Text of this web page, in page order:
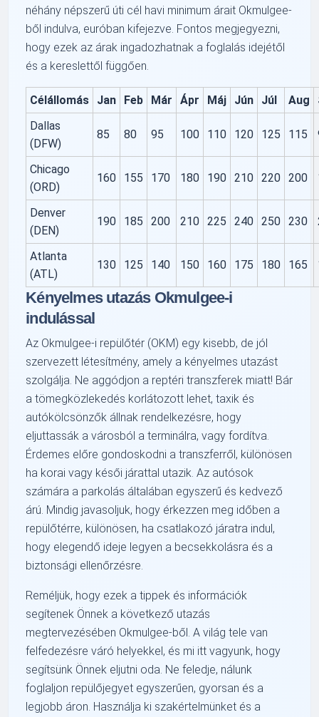
néhány népszerű úti cél havi minimum árait Okmulgee-
ből indulva, euróban kifejezve. Fontos megjegyezni,
hogy ezek az árak ingadozhatnak a foglalás idejétől
és a kereslettől függően.
Célállomás Jan Feb Már Ápr Máj Jún Júl Aug
Dallas
(DFW)
85 80 95 100 110 120 125 115
Chicago
(ORD)
160 155 170 180 190 210 220 200
Denver
(DEN)
190 185 200 210 225 240 250 230
Atlanta
(ATL)
130 125 140 150 160 175 180 165
Kényelmes utazás Okmulgee-i
indulással
Az Okmulgee-i repülőtér (OKM) egy kisebb, de jól
szervezett létesítmény, amely a kényelmes utazást
szolgálja. Ne aggódjon a reptéri transzferek miatt! Bár
a tömegközlekedés korlátozott lehet, taxik és
autókölcsönzők állnak rendelkezésre, hogy
eljuttassák a városból a terminálra, vagy fordítva.
Érdemes előre gondoskodni a transzferről, különösen
ha korai vagy késői járattal utazik. Az autósok
számára a parkolás általában egyszerű és kedvező
árú. Mindig javasoljuk, hogy érkezzen meg időben a
repülőtérre, különösen, ha csatlakozó járatra indul,
hogy elegendő ideje legyen a becsekkolásra és a
biztonsági ellenőrzésre.
Reméljük, hogy ezek a tippek és információk
segítenek Önnek a következő utazás
megtervezésében Okmulgee-ből. A világ tele van
felfedezésre váró helyekkel, és mi itt vagyunk, hogy
segítsünk Önnek eljutni oda. Ne feledje, nálunk
foglaljon repülőjegyet egyszerűen, gyorsan és a
legjobb áron. Használja ki szakértelmünket és a